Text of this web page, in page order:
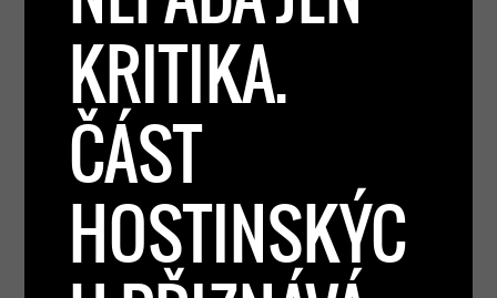
KRITIKA.
ČÁST
HOSTINSKÝC